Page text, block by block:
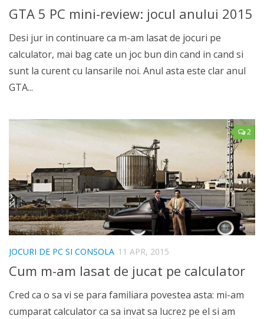
GTA 5 PC mini-review: jocul anului 2015
Desi jur in continuare ca m-am lasat de jocuri pe
calculator, mai bag cate un joc bun din cand in cand si
sunt la curent cu lansarile noi. Anul asta este clar anul
GTA...
2
JOCURI DE PC SI CONSOLA 11 APR, 2015
Cum m-am lasat de jucat pe calculator
Cred ca o sa vi se para familiara povestea asta: mi-am
cumparat calculator ca sa invat sa lucrez pe el si am